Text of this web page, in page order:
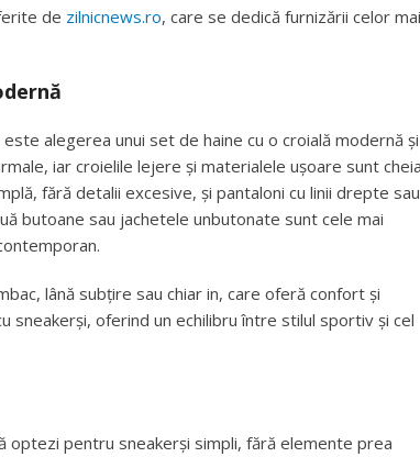
de zilnicnews.ro, care se dedică furnizării celor mai
alegerea unui set de haine cu o croială modernă și
iar croielile lejere și materialele ușoare sunt cheia
fără detalii excesive, și pantaloni cu linii drepte sau
butoane sau jachetele unbutonate sunt cele mai
lână subțire sau chiar in, care oferă confort și
sneakerși, oferind un echilibru între stilul sportiv și cel
pentru sneakerși simpli, fără elemente prea